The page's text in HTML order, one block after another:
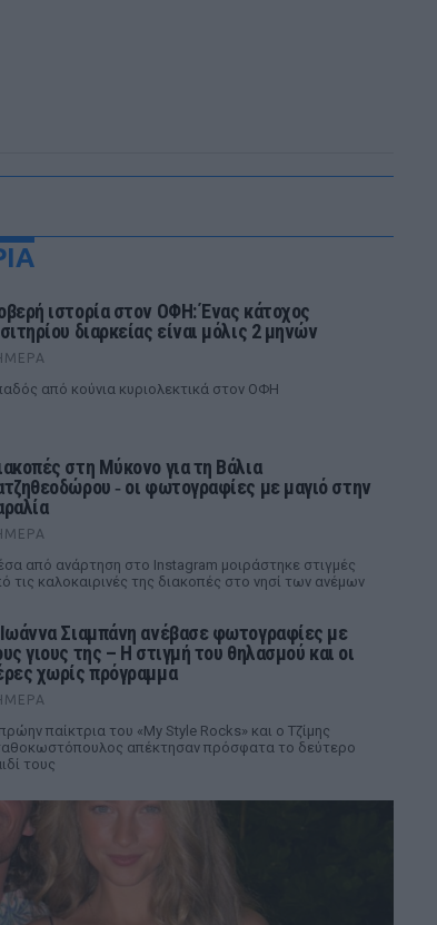
ιστορία στον ΟΦΗ: Ένας κάτοχος
διαρκείας είναι μόλις 2 μηνών
από κούνια κυριολεκτικά στον ΟΦΗ
στη Μύκονο για τη Βάλια
‑ οι φωτογραφίες με μαγιό στην
από ανάρτηση στο Instagram μοιράστηκε στιγμές
τις καλοκαιρινές της διακοπές στο νησί των ανέμων
Σιαμπάνη ανέβασε φωτογραφίες με
γιους της – Η στιγμή του θηλασμού και οι
χωρίς πρόγραμμα
παίκτρια του «My Style Rocks» και ο Τζίμης
απέκτησαν πρόσφατα το δεύτερο
τους